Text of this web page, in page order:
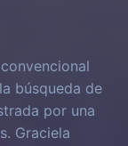
búsqueda de
por una
Graciela